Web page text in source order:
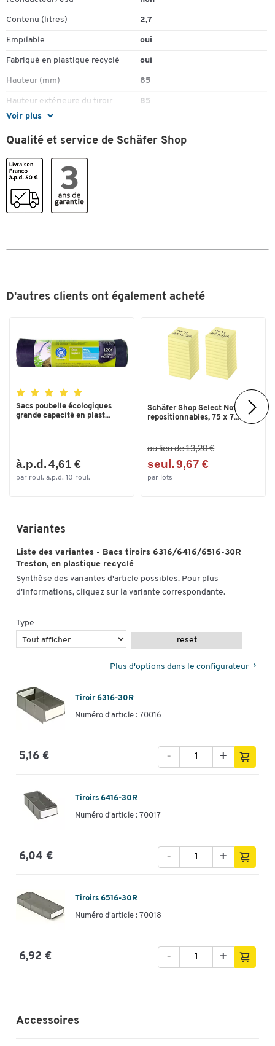
Voir plus
Contenu (litres) 2,7
Empilable oui
Fabriqué en plastique recyclé oui
Hauteur (mm) 85
Hauteur extérieure du tiroir
(mm)
85
Hauteur intérieure du tiroir (mm) 81
(mm)
Largeur intérieure du tiroir (mm)
Matériau
Nombre de tiroir(s) 1
Profondeur (mm)
Profondeur intérieure du tiroir
(mm)
partir de (°C)
Résistant à des températures
75
6316-30R
Volume (litres) par tiroir 2,8
Largeur (mm)
Qualité et service de Schäfer Shop
D'autres clients ont également acheté
Sacs poubelle écologiques
grande capacité en plast...
à.p.d. 4,61 €
par roul. à.p.d. 10 roul.
Schäfer Shop Select Notes
repositionnables, 75 x 7...
au lieu de 13,20 €
seul. 9,67 €
par lots
Variantes
Liste des variantes - Bacs tiroirs 6316/6416/6516-30R
Treston, en plastique recyclé
Synthèse des variantes d'article possibles. Pour plus
d'informations, cliquez sur la variante correspondante.
Type
reset
Plus d'options dans le configurateur
Tiroir 6316-30R
Numéro d'article : 70016
5,16 € +
-
Tiroirs 6416-30R
Numéro d'article : 70017
6,04 € +
-
Tiroirs 6516-30R
Numéro d'article : 70018
6,92 € +
-
Accessoires